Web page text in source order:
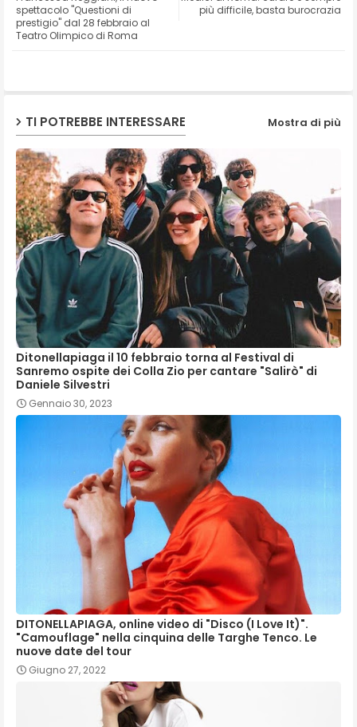
più difficile, basta burocrazia
spettacolo "Questioni di
prestigio" dal 28 febbraio al
Teatro Olimpico di Roma
TI POTREBBE INTERESSARE Mostra di più
Ditonellapiaga il 10 febbraio torna al Festival di
Sanremo ospite dei Colla Zio per cantare "Salirò" di
Daniele Silvestri
Gennaio 30, 2023
DITONELLAPIAGA, online video di "Disco (I Love It)".
"Camouflage" nella cinquina delle Targhe Tenco. Le
nuove date del tour
Giugno 27, 2022